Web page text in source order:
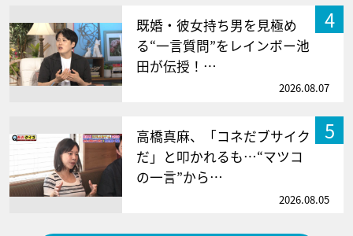
4
既婚・彼女持ち男を見極め
る“一言質問”をレインボー池
田が伝授！…
2026.08.07
5
高橋真麻、「コネだブサイク
だ」と叩かれるも…“マツコ
の一言”から…
2026.08.05